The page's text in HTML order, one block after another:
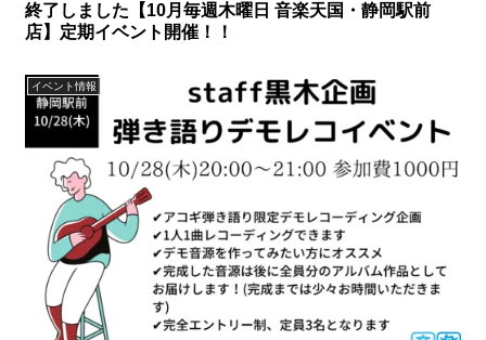
終了しました【10月毎週木曜日 音楽天国・静岡駅前
店】定期イベント開催！！
イベント情報